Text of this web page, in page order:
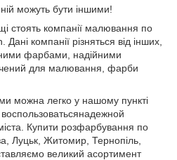
можуть бути іншими!
стоять компанії малювання по
компанії різняться від інших,
фарбами, надійними
для малювання, фарби
можна легко у нашому пункті
Купити розфарбування по
Луцьк, Житомир, Тернопіль,
великий асортимент